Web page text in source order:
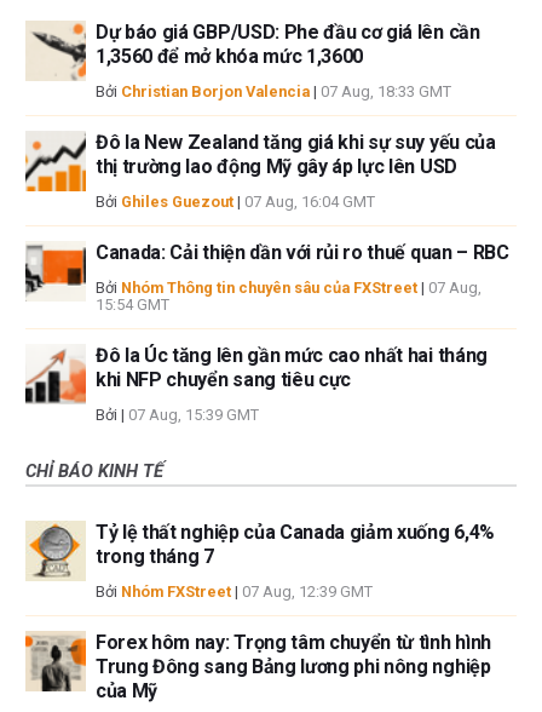
Dự báo giá GBP/USD: Phe đầu cơ giá lên cần
1,3560 để mở khóa mức 1,3600
Bởi Christian Borjon Valencia | 07 Aug, 18:33 GMT
Đô la New Zealand tăng giá khi sự suy yếu của
thị trường lao động Mỹ gây áp lực lên USD
Bởi Ghiles Guezout | 07 Aug, 16:04 GMT
Canada: Cải thiện dần với rủi ro thuế quan – RBC
Bởi Nhóm Thông tin chuyên sâu của FXStreet | 07 Aug,
15:54 GMT
Đô la Úc tăng lên gần mức cao nhất hai tháng
khi NFP chuyển sang tiêu cực
Bởi | 07 Aug, 15:39 GMT
CHỈ BÁO KINH TẾ
Tỷ lệ thất nghiệp của Canada giảm xuống 6,4%
trong tháng 7
Bởi Nhóm FXStreet | 07 Aug, 12:39 GMT
Forex hôm nay: Trọng tâm chuyển từ tình hình
Trung Đông sang Bảng lương phi nông nghiệp
của Mỹ